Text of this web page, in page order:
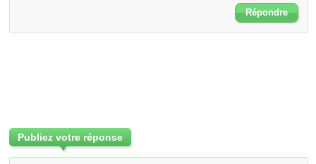
Répondre
Publiez votre réponse